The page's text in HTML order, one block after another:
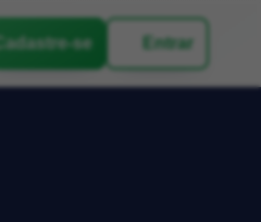
Cadastre-se Entrar